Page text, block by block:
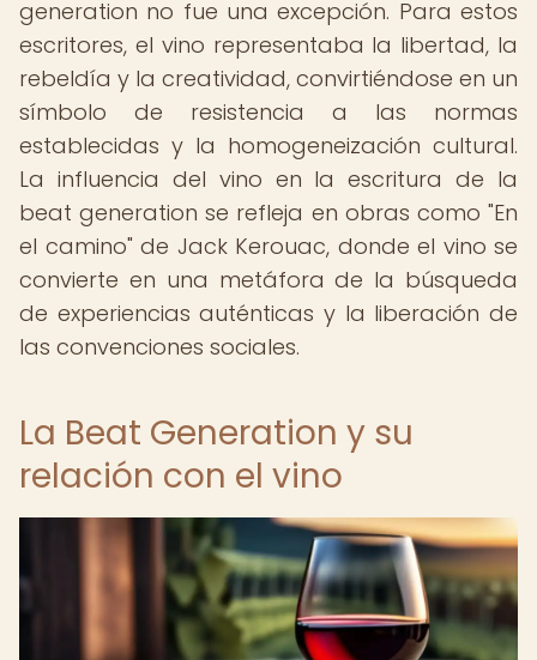
generation no fue una excepción. Para estos
escritores, el vino representaba la libertad, la
rebeldía y la creatividad, convirtiéndose en un
símbolo de resistencia a las normas
establecidas y la homogeneización cultural.
La influencia del vino en la escritura de la
beat generation se refleja en obras como "En
el camino" de Jack Kerouac, donde el vino se
convierte en una metáfora de la búsqueda
de experiencias auténticas y la liberación de
las convenciones sociales.
La Beat Generation y su
relación con el vino